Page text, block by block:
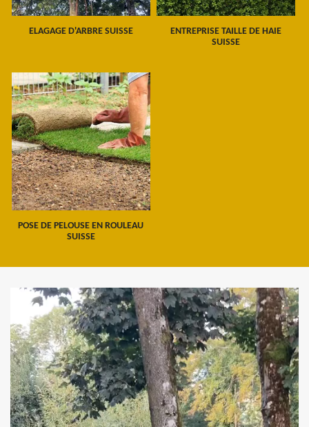
ELAGAGE D'ARBRE SUISSE
ENTREPRISE TAILLE DE HAIE
SUISSE
POSE DE PELOUSE EN ROULEAU
SUISSE